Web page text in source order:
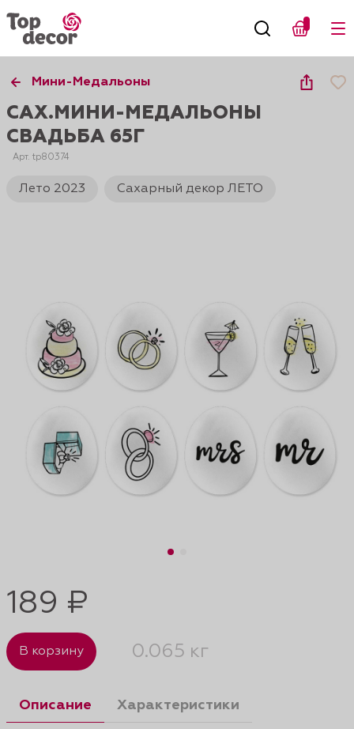
Мини-Медальоны
САХ.МИНИ-МЕДАЛЬОНЫ
СВАДЬБА 65Г
Арт. tp80374
Лето 2023 Сахарный декор ЛЕТО
189 ₽
В корзину 0.065 кг
Описание Характеристики